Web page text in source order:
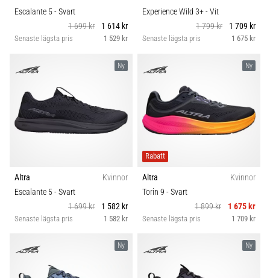
Escalante 5- Svart
1 699 kr
1 614 kr
Senaste lägsta pris 1 529 kr
Experience Wild 3+- Vit
1 799 kr
1 709 kr
Senaste lägsta pris 1 675 kr
Ny
Altra
Kvinnor
Escalante 5- Svart
1 699 kr
1 582 kr
Senaste lägsta pris 1 582 kr
Ny
Rabatt
Altra
Kvinnor
Torin 9 - Svart
1 899 kr
1 675 kr
Senaste lägsta pris 1 709 kr
Ny Ny